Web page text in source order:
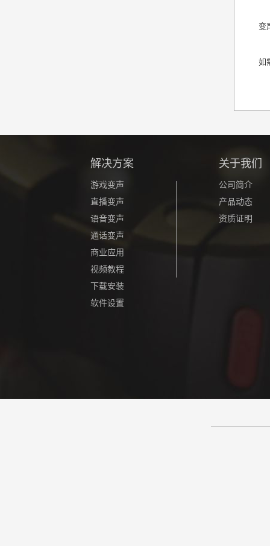
变
如
解决方案
游戏变声
直播变声
语音变声
通话变声
商业应用
视频教程
下载安装
软件设置
关于我们
公司简介
产品动态
资质证明